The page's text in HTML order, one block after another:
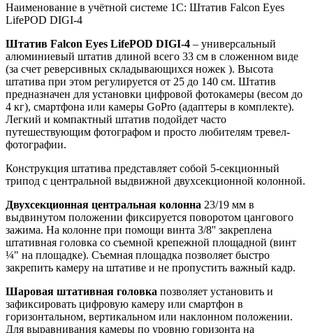
Наименование в учётной системе 1С: Штатив Falcon Eyes
LifePOD DIGI-4
Штатив Falcon Eyes LifePOD DIGI-4 – универсальный
алюминиевый штатив длиной всего 33 см в сложенном виде
(за счет реверсивных складывающихся ножек ). Высота
штатива при этом регулируется от 25 до 140 см. Штатив
предназначен для установки цифровой фотокамеры (весом до
4 кг), смартфона или камеры GoPro (адаптеры в комплекте).
Легкий и компактный штатив подойдет часто
путешествующим фотографом и просто любителям тревел-
фотографии.
Конструкция штатива представляет собой 5-секционный
трипод с центральной выдвижной двухсекционной колонной.
Двухсекционная центральная колонна 23/19 мм в
выдвинутом положении фиксируется поворотом цангового
зажима. На колонне при помощи винта 3/8'' закреплена
штативная головка со съемной крепежной площадной (винт
¼" на площадке). Съемная площадка позволяет быстро
закрепить камеру на штативе и не пропустить важный кадр.
Шаровая штативная головка позволяет установить и
зафиксировать цифровую камеру или смартфон в
горизонтальном, вертикальном или наклонном положении.
Для выравнивания камеры по уровню горизонта на